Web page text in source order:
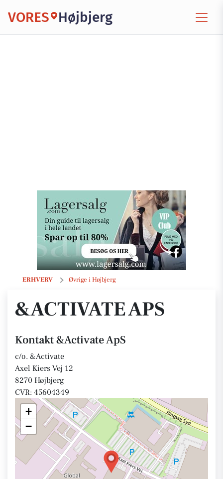
VORES Højbjerg
ERHVERV Øvrige i Højbjerg
&Activate ApS
&ACTIVATE APS
Kontakt &Activate ApS
c/o. &Activate
Axel Kiers Vej 12
8270 Højbjerg
CVR: 45604349
+
−